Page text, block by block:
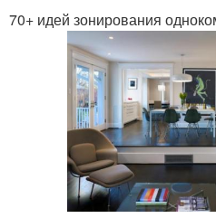
70+ идей зонирования